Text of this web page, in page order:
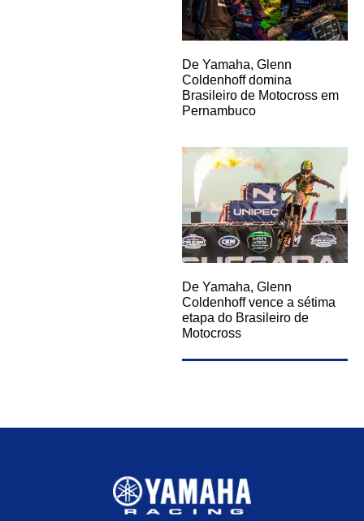
De Yamaha, Glenn
Coldenhoff domina
Brasileiro de Motocross em
Pernambuco
De Yamaha, Glenn
Coldenhoff vence a sétima
etapa do Brasileiro de
Motocross